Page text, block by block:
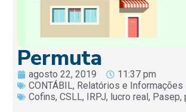
Permuta
agosto 22, 2019
11:37 pm
CONTÁBIL, Relatórios e
Cofins,CSLL, IRPJ, lucro real, Pasep,